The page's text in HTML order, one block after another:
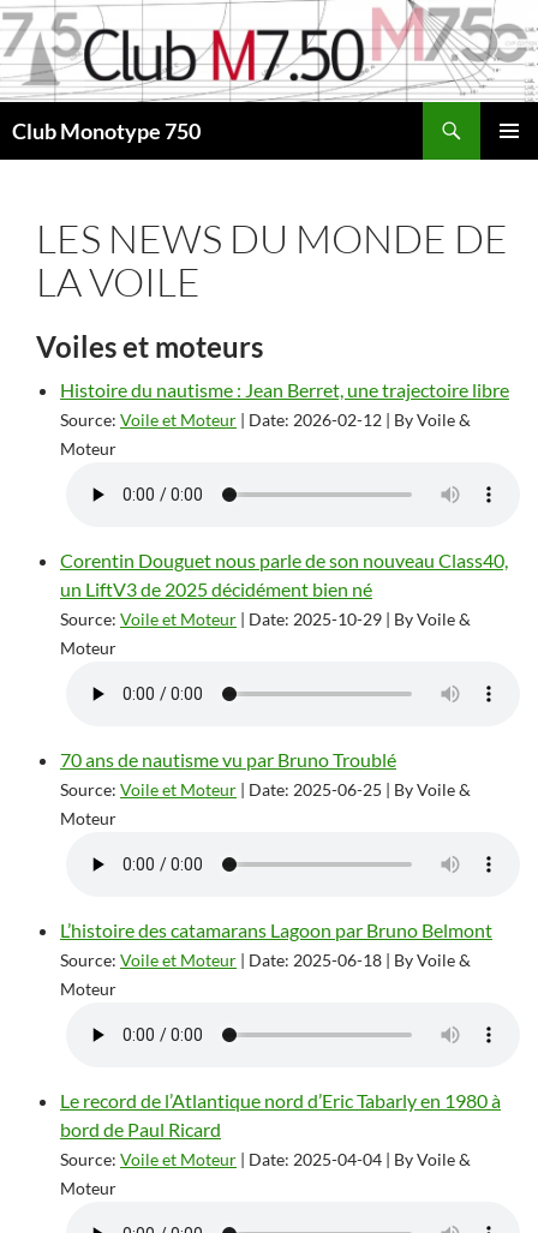
Aller
au
contenu
Club Monotype 750
LES NEWS DU MONDE DE
LA VOILE
Voiles et moteurs
Histoire du nautisme : Jean Berret, une trajectoire libre
Source: Voile et Moteur Date: 2026-02-12
By Voile &
Moteur
Corentin Douguet nous parle de son nouveau Class40,
un LiftV3 de 2025 décidément bien né
Source: Voile et Moteur Date: 2025-10-29
By Voile &
Moteur
70 ans de nautisme vu par Bruno Troublé
Source: Voile et Moteur Date: 2025-06-25
By Voile &
Moteur
L’histoire des catamarans Lagoon par Bruno Belmont
Source: Voile et Moteur Date: 2025-06-18
By Voile &
Moteur
Le record de l’Atlantique nord d’Eric Tabarly en 1980 à
bord de Paul Ricard
Source: Voile et Moteur Date: 2025-04-04
By Voile &
Moteur